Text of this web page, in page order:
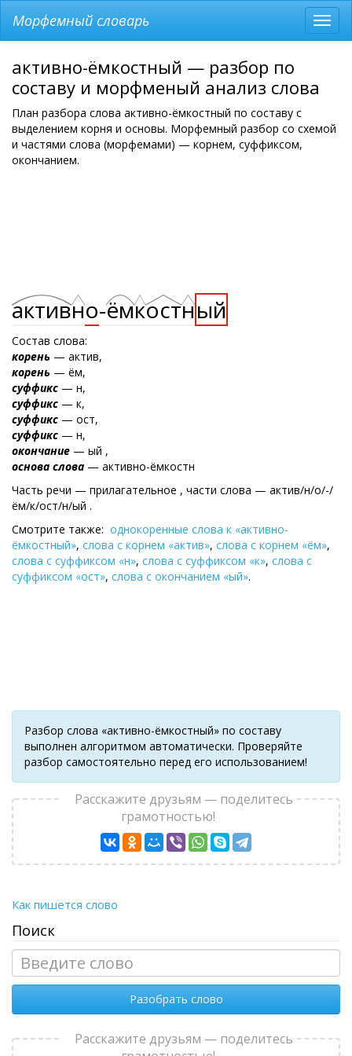
меню
Морфемный словарь
активно-ёмкостный — разбор по
составу и морфменый анализ слова
План разбора слова активно-ёмкостный по составу с
выделением корня и основы. Морфемный разбор со схемой
и частями слова (морфемами) — корнем, суффиксом,
окончанием.
активно-ёмкостный
Состав слова:
корень — актив,
корень — ём,
суффикс — н,
суффикс — к,
суффикс — ост,
суффикс — н,
окончание — ый ,
основа слова — активно-ёмкостн
Часть речи — прилагательное , части слова — актив/н/о/-/
ём/к/ост/н/ый .
Смотрите также: однокоренные слова к «активно-
ёмкостный», слова с корнем «актив», слова с корнем «ём»,
слова с суффиксом «н», слова с суффиксом «к», слова с
суффиксом «ост», слова с окончанием «ый».
Разбор слова «активно-ёмкостный» по составу
выполнен алгоритмом автоматически. Проверяйте
разбор самостоятельно перед его использованием!
Расскажите друзьям — поделитесь
грамотностью!
Как пишется слово
Поиск
Разобрать слово
Расскажите друзьям — поделитесь